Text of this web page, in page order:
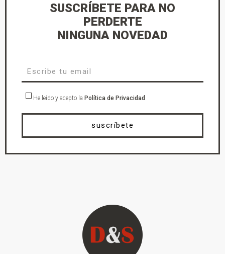
SUSCRÍBETE PARA NO
PERDERTE
NINGUNA NOVEDAD
He leído y acepto la Política de Privacidad
suscríbete